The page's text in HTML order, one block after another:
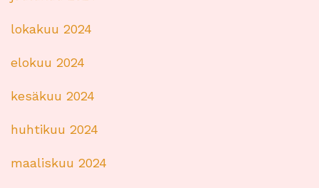
lokakuu 2024
elokuu 2024
kesäkuu 2024
huhtikuu 2024
maaliskuu 2024